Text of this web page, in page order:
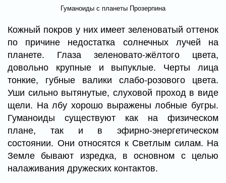
Гуманоиды с планеты Прозерпина
Кожный покров у них имеет зеленоватый оттенок
по причине недостатка солнечных лучей на
планете. Глаза зеленовато-жёлтого цвета,
довольно крупные и выпуклые. Черты лица
тонкие, губные валики слабо-розового цвета.
Уши сильно вытянутые, слуховой проход в виде
щели. На лбу хорошо выражены лобные бугры.
Гуманоиды существуют как на физическом
плане, так и в эфирно-энергетическом
состоянии. Они относятся к Светлым силам. На
Земле бывают изредка, в основном с целью
налаживания дружеских контактов.